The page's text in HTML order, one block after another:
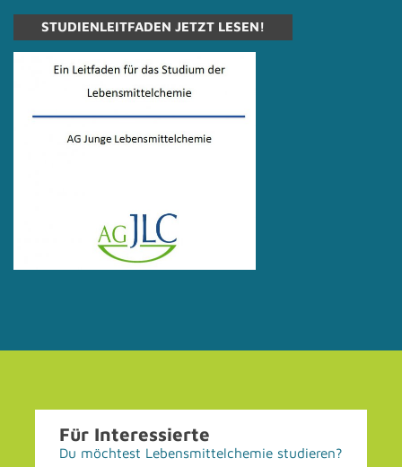
STU­DI­EN­LEIT­FA­DEN JETZT LESEN!
Für In­ter­es­sier­te
Du möch­test Le­bens­mit­tel­che­mie stu­die­ren?